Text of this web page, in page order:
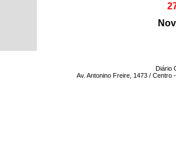
Nov
Diário
Av. Antonino Freire, 1473 / Centro